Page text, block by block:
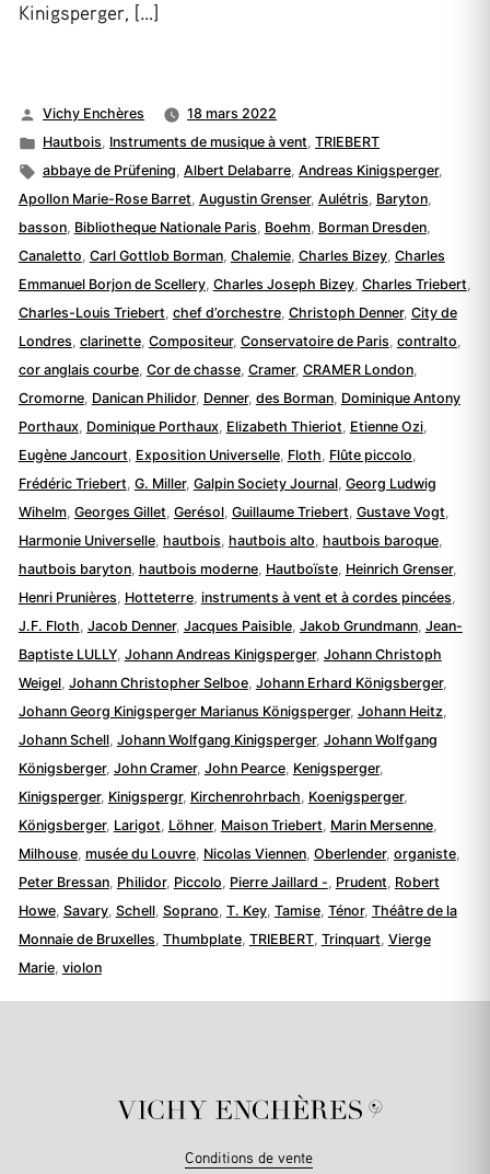
Kinigsperger, […]
Publié
par
Vichy Enchères
18 mars 2022
Publié
dans
Hautbois, Instruments de musique à vent,TRIEBERT
Étiquettes :
abbaye de Prüfening,Albert Delabarre,Andreas Kinigsperger,
Apollon Marie-Rose Barret, Augustin Grenser, Aulétris, Baryton,
basson, Bibliotheque Nationale Paris, Boehm, Borman Dresden,
Canaletto, Carl Gottlob Borman, Chalemie, Charles Bizey, Charles
Emmanuel Borjon de Scellery, Charles Joseph Bizey, Charles Triebert,
Charles-Louis Triebert, chef d’orchestre, Christoph Denner, City de
Londres, clarinette, Compositeur, Conservatoire de Paris, contralto,
cor anglais courbe, Cor de chasse, Cramer, CRAMER London,
Cromorne, Danican Philidor, Denner, des Borman, Dominique Antony
Porthaux, Dominique Porthaux, Elizabeth Thieriot, Etienne Ozi,
Eugène Jancourt, Exposition Universelle, Floth, Flûte piccolo,
Frédéric Triebert, G. Miller, Galpin Society Journal, Georg Ludwig
Wihelm, Georges Gillet, Gerésol, Guillaume Triebert, Gustave Vogt,
Harmonie Universelle, hautbois, hautbois alto, hautbois baroque,
hautbois baryton, hautbois moderne, Hautboïste, Heinrich Grenser,
Henri Prunières, Hotteterre, instruments à vent et à cordes pincées,
J.F. Floth, Jacob Denner, Jacques Paisible, Jakob Grundmann, Jean-
Baptiste LULLY, Johann Andreas Kinigsperger, Johann Christoph
Weigel, Johann Christopher Selboe, Johann Erhard Königsberger,
Johann Georg Kinigsperger Marianus Königsperger, Johann Heitz,
Johann Schell, Johann Wolfgang Kinigsperger, Johann Wolfgang
Königsberger, John Cramer, John Pearce, Kenigsperger,
Kinigsperger, Kinigspergr, Kirchenrohrbach, Koenigsperger,
Königsberger, Larigot, Löhner, Maison Triebert, Marin Mersenne,
Milhouse, musée du Louvre, Nicolas Viennen, Oberlender, organiste,
Peter Bressan, Philidor, Piccolo, Pierre Jaillard -, Prudent, Robert
Howe, Savary, Schell, Soprano, T. Key, Tamise, Ténor, Théâtre de la
Monnaie de Bruxelles, Thumbplate, TRIEBERT, Trinquart, Vierge
Marie, violon
Conditions de vente